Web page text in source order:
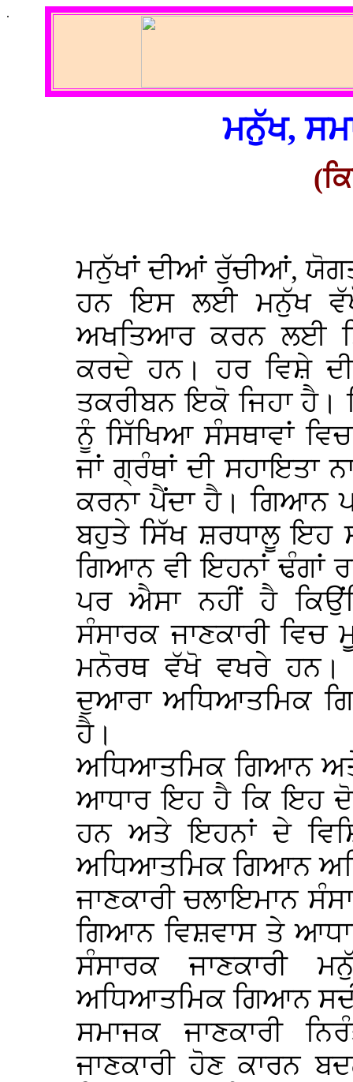
.
ਮਨੁੱਖ,
ਮਨੁੱਖਾਂ ਦੀਆਂ ਰੁੱਚੀਆਂ,
ਹਨ ਇਸ ਲਈ ਮਨੁੱਖ
ਅਖਤਿਆਰ ਕਰਨ ਲਈ
ਕਰਦੇ ਹਨ। ਹਰ ਵਿਸ਼ੇ
ਤਕਰੀਬਨ ਇਕੋ ਜਿਹਾ
ਨੂੰ ਸਿੱਖਿਆ ਸੰਸਥਾਵਾਂ
ਜਾਂ ਗ੍ਰੰਥਾਂ ਦੀ
ਕਰਨਾ ਪੈਂਦਾ ਹੈ। ਗਿਆਨ
ਬਹੁਤੇ ਸਿੱਖ ਸ਼ਰਧਾਲੂ
ਗਿਆਨ ਵੀ ਇਹਨਾਂ ਢੰਗਾਂ
ਪਰ ਐਸਾ ਨਹੀਂ ਹੈ
ਸੰਸਾਰਕ ਜਾਣਕਾਰੀ
ਮਨੋਰਥ ਵੱਖੋ ਵਖਰੇ
ਦੁਆਰਾ ਅਧਿਆਤਮਿਕ
ਹੈ।
ਅਧਿਆਤਮਿਕ ਗਿਆਨ ਅਤੇ
ਆਧਾਰ ਇਹ ਹੈ ਕਿ ਇਹ
ਹਨ ਅਤੇ ਇਹਨਾਂ ਦੇ
ਅਧਿਆਤਮਿਕ ਗਿਆਨ
ਜਾਣਕਾਰੀ ਚਲਾਇਮਾਨ
ਗਿਆਨ ਵਿਸ਼ਵਾਸ ਤੇ
ਸੰਸਾਰਕ ਜਾਣਕਾਰੀ
ਅਧਿਆਤਮਿਕ ਗਿਆਨ
ਸਮਾਜਕ ਜਾਣਕਾਰੀ
ਜਾਣਕਾਰੀ ਹੋਣ ਕਾਰਨ